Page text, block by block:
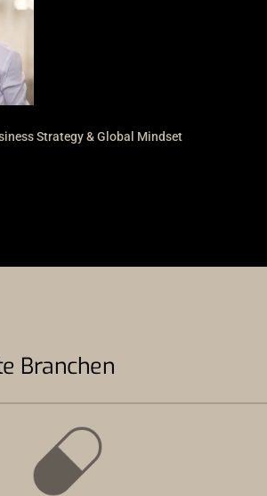
Strategy & Global Mindset
Branchen